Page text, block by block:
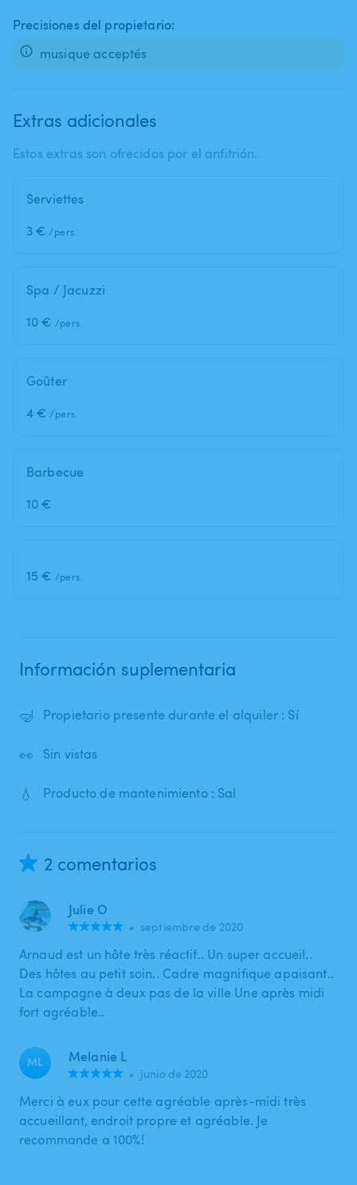
Precisiones del propietario:
musique acceptés
Extras adicionales
Estos extras son ofrecidos por el anfitrión.
Serviettes
3 € /pers.
Spa / Jacuzzi
10 € /pers.
Goûter
4 € /pers.
Barbecue
10 €
15 € /pers.
Información suplementaria
🤿 Propietario presente durante el alquiler : Sí
👀 Sin vistas
💧 Producto de mantenimiento : Sal
2 comentarios
Julie O
• septiembre de 2020
Arnaud est un hôte très réactif.. Un super accueil..
Des hôtes au petit soin.. Cadre magnifique apaisant..
La campagne à deux pas de la ville Une après midi
fort agréable..
ML Melanie L
• junio de 2020
Merci à eux pour cette agréable après-midi très
accueillant, endroit propre et agréable. Je
recommande a 100%!